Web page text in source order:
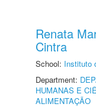
Renata
Cintra
School: Instituto
Department:
HUMANAS E
ALIMENTAÇÃO